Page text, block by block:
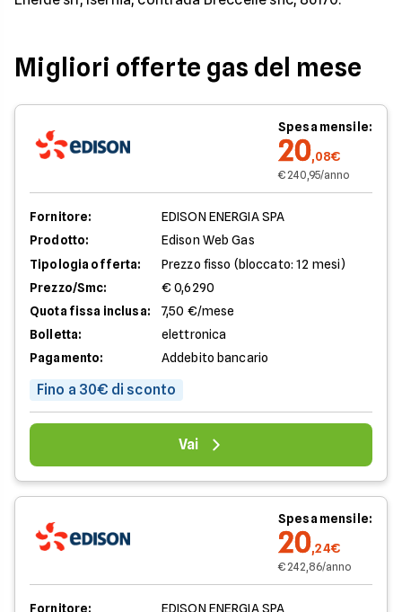
Migliori offerte gas del mese
Spesa mensile:
20,08€
€ 240,95/anno
Fornitore:
EDISON ENERGIA SPA
Prodotto:
Edison Web Gas
Tipologia offerta:
Prezzo fisso (bloccato: 12 mesi)
Prezzo/Smc:
€ 0,6290
Quota fissa inclusa:
7,50 €/mese
Bolletta:
elettronica
Pagamento:
Addebito bancario
Fino a 30€ di sconto
Vai
Spesa mensile:
20,24€
€ 242,86/anno
Fornitore: EDISON ENERGIA SPA